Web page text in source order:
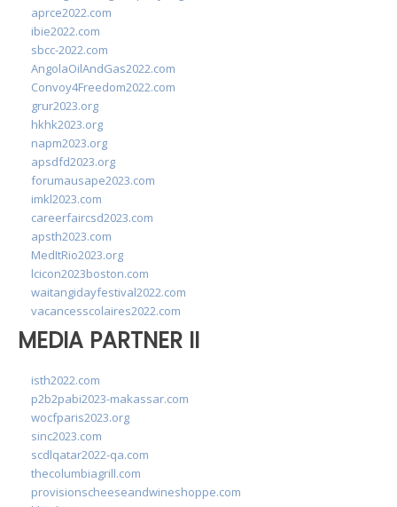
aprce2022.com
ibie2022.com
sbcc-2022.com
AngolaOilAndGas2022.com
Convoy4Freedom2022.com
grur2023.org
hkhk2023.org
napm2023.org
apsdfd2023.org
forumausape2023.com
imkl2023.com
careerfaircsd2023.com
apsth2023.com
MedItRio2023.org
lcicon2023boston.com
waitangidayfestival2022.com
vacancesscolaires2022.com
MEDIA PARTNER II
isth2022.com
p2b2pabi2023-makassar.com
wocfparis2023.org
sinc2023.com
scdlqatar2022-qa.com
thecolumbiagrill.com
provisionscheeseandwineshoppe.com